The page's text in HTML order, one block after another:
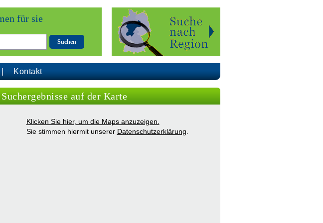
für sie
Suchen
Kontakt
Suchergebnisse auf der Karte
Klicken Sie hier, um die Maps anzuzeigen.
Sie stimmen hiermit unserer Datenschutzerklärung